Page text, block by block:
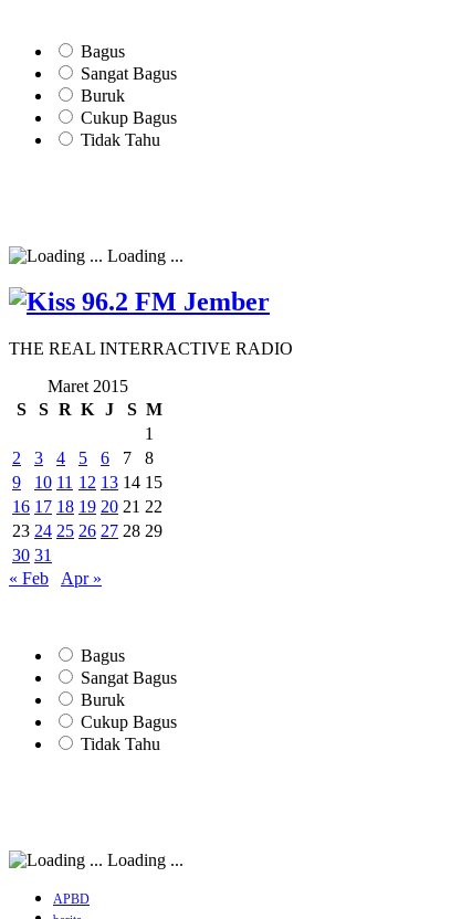
Bagus
Sangat Bagus
Buruk
Cukup Bagus
Tidak Tahu
Loading ...
THE REAL INTERRACTIVE RADIO
Maret 2015
S
S R K J S M
1
2
3 4 5 6 7
8
9
10 11 12 13 14 15
16 17 18 19 20 21 22
23 24 25 26 27 28 29
30 31
« Feb
Apr »
Bagus
Sangat Bagus
Buruk
Cukup Bagus
Tidak Tahu
Loading ...
APBD